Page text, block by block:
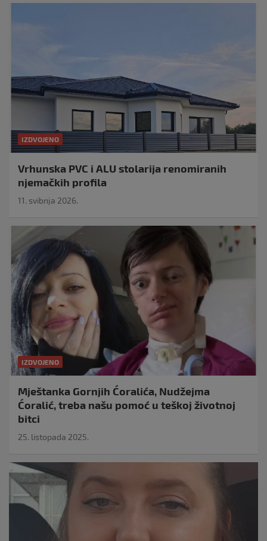
IZDVOJENO
Vrhunska PVC i ALU stolarija renomiranih
njemačkih profila
11. svibnja 2026.
IZDVOJENO
Mještanka Gornjih Ćoralića, Nudžejma
Ćoralić, treba našu pomoć u teškoj životnoj
bitci
25. listopada 2025.